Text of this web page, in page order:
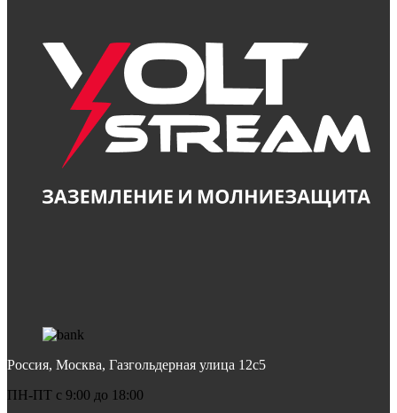
Россия, Москва, Газгольдерная улица 12с5
ПН-ПТ c 9:00 до 18:00